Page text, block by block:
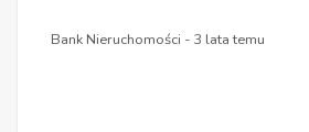
Bank Nieruchomości - 3 lata temu